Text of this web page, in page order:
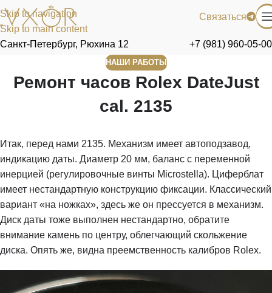
Skip to navigation
Skip to main content
Связаться
Санкт-Петербург, Рюхина 12 +7 (981) 960-05-00
НАШИ РАБОТЫ
Ремонт часов Rolex DateJust
cal. 2135
Итак, перед нами 2135. Механизм имеет автоподзавод,
индикацию даты. Диаметр 20 мм, баланс с переменной
инерцией (регулировочные винты Microstella). Циферблат
имеет нестандартную конструкцию фиксации. Классический
вариант «на ножках», здесь же он прессуется в механизм.
Диск даты тоже выполнен нестандартно, обратите
внимание камень по центру, облегчающий скольжение
диска. Опять же, видна преемственность калибров Rolex.